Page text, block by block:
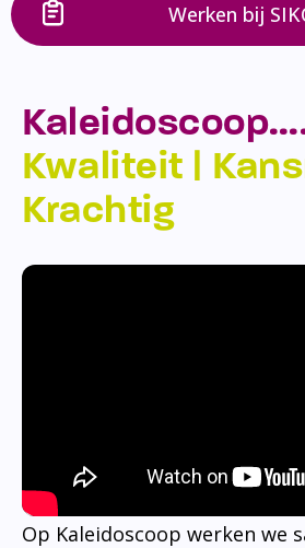
Werken bij
Kwaliteit |
Krachtig
Op Kaleidoscoop werken we